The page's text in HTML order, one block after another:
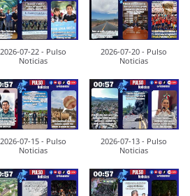
2026-07-22 - Pulso
Noticias
2026-07-20 - Pulso
Noticias
2026-07-15 - Pulso
Noticias
2026-07-13 - Pulso
Noticias